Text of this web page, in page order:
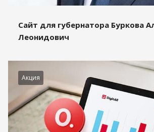
Сайт для губернатора Буркова
Леонидович
Акция